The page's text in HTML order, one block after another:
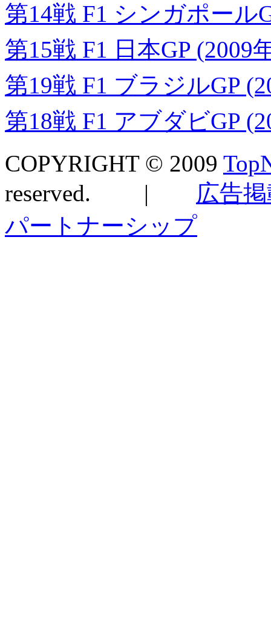
第14戦 F1 シンガポール
第15戦 F1 日本GP (2009
第19戦 F1 ブラジルGP
第18戦 F1 アブダビGP
COPYRIGHT © 2009
reserved. | 広告
パートナーシップ